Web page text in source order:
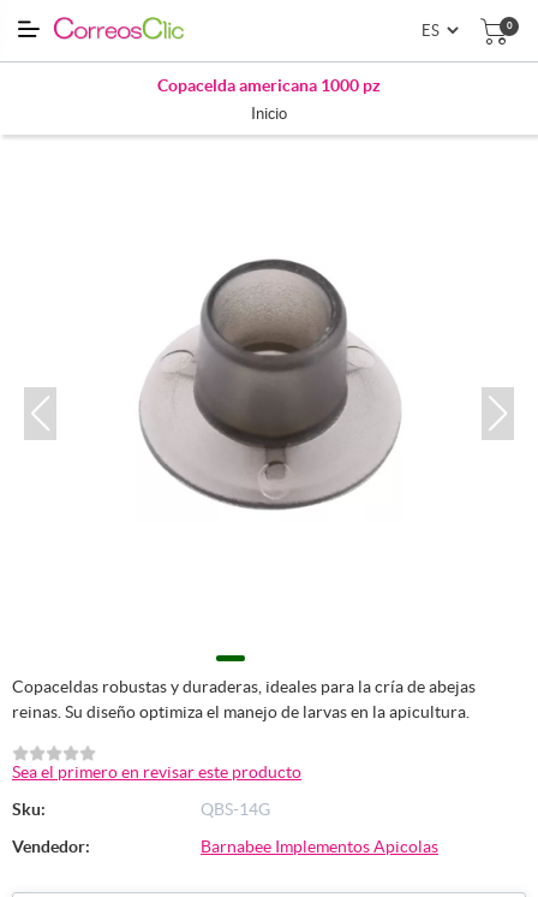
0
Copacelda americana 1000 pz
Inicio
Copaceldas robustas y duraderas, ideales para la cría de abejas
reinas. Su diseño optimiza el manejo de larvas en la apicultura.
Sea el primero en revisar este producto
Sku:
QBS-14G
Vendedor:
Barnabee Implementos Apicolas